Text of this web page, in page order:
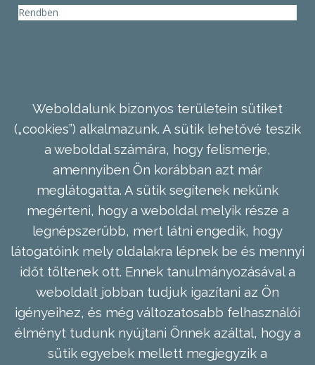
Rendben
Weboldalunk bizonyos területein sütiket
(„cookies”) alkalmazunk. A sütik lehetővé teszik
a weboldal számára, hogy felismerje,
amennyiben Ön korábban azt már
meglátogatta. A sütik segítenek nekünk
megérteni, hogy a weboldal melyik része a
legnépszerűbb, mert látni engedik, hogy
látogatóink mely oldalakra lépnek be és mennyi
időt töltenek ott. Ennek tanulmányozásával a
weboldalt jobban tudjuk igazítani az Ön
igényeihez, és még változatosabb felhasználói
élményt tudunk nyújtani Önnek azáltal, hogy a
sütik egyebek mellett megjegyzik a